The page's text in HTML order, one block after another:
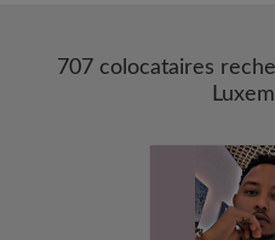
707 colocataires